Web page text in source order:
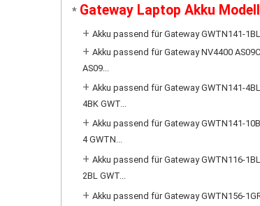
* Gateway Laptop Akku
+ Akku passend für Gateway GWTN141-1BL
+ Akku passend für Gateway NV4400
AS09...
+ Akku passend für Gateway GWTN141-
4BK GWT...
+ Akku passend für Gateway GWTN141-
4 GWTN...
+ Akku passend für Gateway GWTN116-
2BL GWT...
+ Akku passend für Gateway GWTN156-